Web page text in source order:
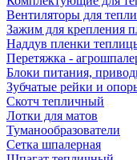
Вентиляторы для
Зажим для крепления
Наддув пленки
Перетяжка -
Блоки питания,
Зубчатые рейки и
Скотч тепличный
Лотки для матов
Туманообразователи
Сетка шпалерная